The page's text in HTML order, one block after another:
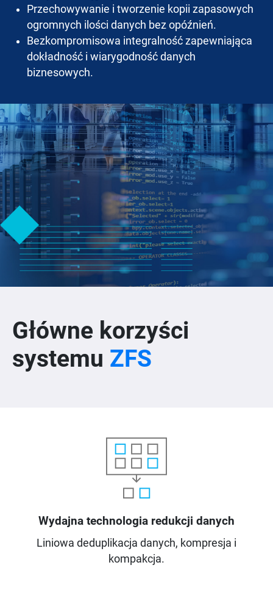
Przechowywanie i tworzenie kopii zapasowych
ogromnych ilości danych bez opóźnień.
Bezkompromisowa integralność zapewniająca
dokładność i wiarygodność danych
biznesowych.
Główne korzyści
systemu ZFS
Wydajna technologia redukcji danych
Liniowa deduplikacja danych, kompresja i
kompakcja.